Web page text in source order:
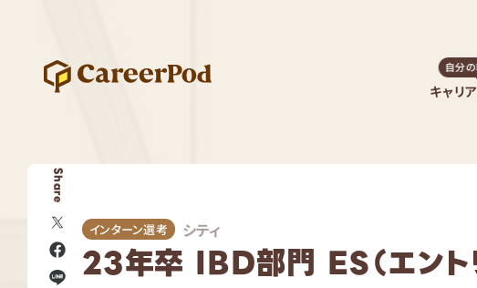
キャリ
自分
Share
インターン選考 シティ
23年卒 IBD部門 ES（エント